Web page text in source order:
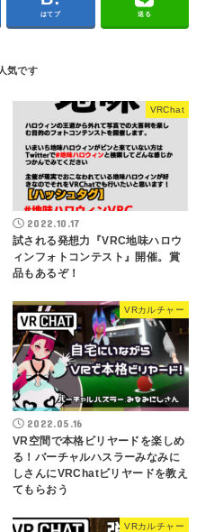
はてブ 送る
VRChat
2022.10.17
試される発想力『VRC地味ハロウ
ィンフォトコンテスト』開催。賞
品もあるぞ！
VRカルチャー
2022.05.16
VR空間で本格ビリヤードを楽しめ
る！バーチャルハスラーみなみに
しさんにVRChatビリヤードを教え
てもらおう
VRカルチャー